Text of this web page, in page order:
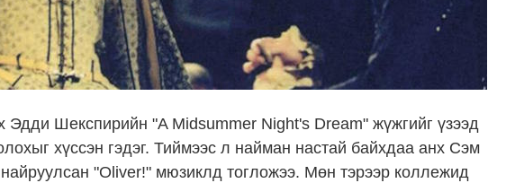
Эдди Шекспирийн "A Midsummer Night's Dream" жүжгийг үзээд
хүссэн гэдэг. Тиймээс л найман настай байхдаа анх Сэм
"Oliver!" мюзиклд тогложээ. Мөн тэрээр коллежид